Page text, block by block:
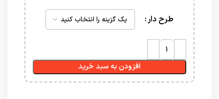
طرح دار
افزودن به سبد خرید